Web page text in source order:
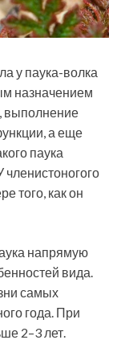
у паука-волка
назначением
выполнение
а еще
паука
того, как он
напрямую
вида.
самых
года. При
2–3 лет.